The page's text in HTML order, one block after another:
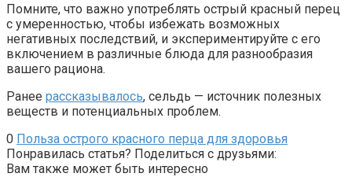
Помните, что важно употреблять острый красный перец
с умеренностью, чтобы избежать возможных
негативных последствий, и экспериментируйте с его
включением в различные блюда для разнообразия
вашего рациона.
Ранее рассказывалось, сельдь — источник полезных
веществ и потенциальных проблем.
0 Польза острого красного перца для здоровья
Понравилась статья? Поделиться с друзьями:
Вам также может быть интересно